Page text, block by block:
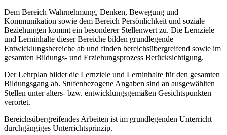
Dem Bereich Wahrnehmung, Denken, Bewegung und
Kommunikation sowie dem Bereich Persönlichkeit und soziale
Beziehungen kommt ein besonderer Stellenwert zu. Die Lernziele
und Lerninhalte dieser Bereiche bilden grundlegende
Entwicklungsbereiche ab und finden bereichsübergreifend sowie im
gesamten Bildungs- und Erziehungsprozess Berücksichtigung.
Der Lehrplan bildet die Lernziele und Lerninhalte für den gesamten
Bildungsgang ab. Stufenbezogene Angaben sind an ausgewählten
Stellen unter alters- bzw. entwicklungsgemäßen Gesichtspunkten
verortet.
Bereichsübergreifendes Arbeiten ist im grundlegenden Unterricht
durchgängiges Unterrichtsprinzip.